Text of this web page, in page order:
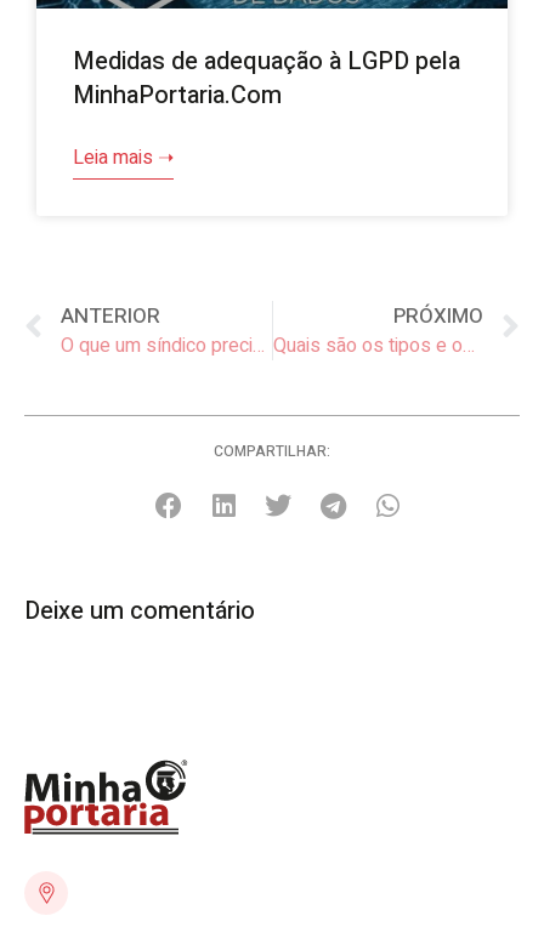
Medidas de adequação à LGPD pela
MinhaPortaria.Com
Leia mais ➝
ANTERIOR
O que um síndico precisa saber para administrar um condomínio?
PRÓXIMO
Quais são os tipos e os benefícios dos portões eletrônicos?
COMPARTILHAR:
Deixe um comentário